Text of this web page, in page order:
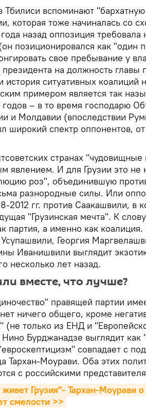
Тбилиси вспоминают
которая тоже начиналась со
назад оппозиция
позиционировался как "один
свое пребывание у
на должность главы
история ситуативных коалиций
примером является так
– в то время господарю
и Молдавии (впоследствии
широкий спектр оппонентов,
странах "чудовищные
явлением. И для Грузии это
роз", объединившую
разнородные силы. Или
2012 гг. против Саакашвили, в
"Грузинская мечта". К слову
партия, а именно как коалиция.
Георгия
Иванишвили выглядит
несколько лет назад.
вместе, что лучше?
правящей партии
ничего общего, кроме
(не только из ЕНД и
Бурджанадзе выглядит как
совпадает с
Тархан-Моурави. Оба этих
с российскими
живет Грузия"- Тархан-Моурави
смелости >>